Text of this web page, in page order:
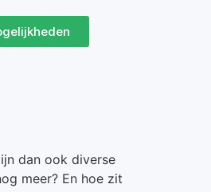
dan ook diverse
meer? En hoe zit